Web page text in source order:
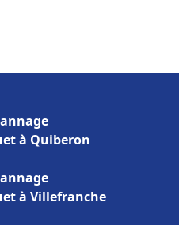
à Quiberon
à Villefranche